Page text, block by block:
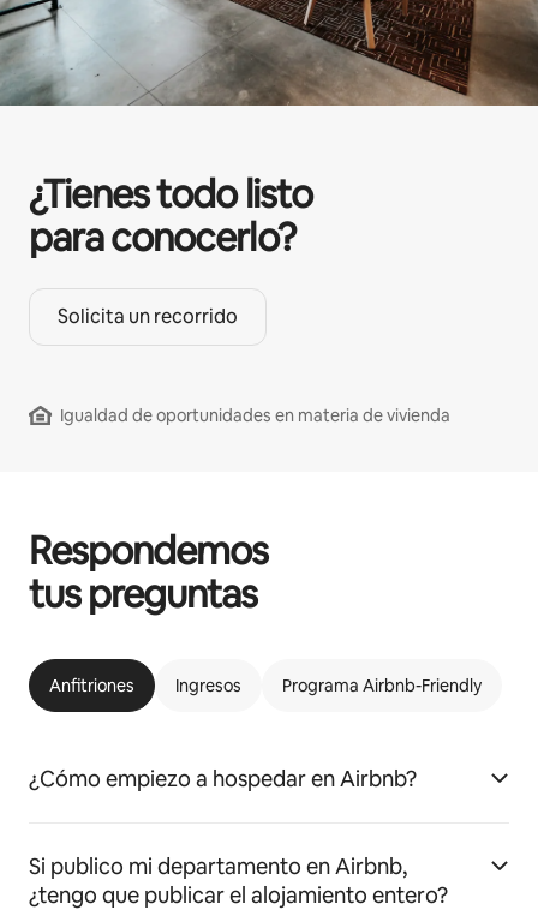
¿Tienes todo listo
para conocerlo?
Solicita un recorrido
Igualdad de oportunidades en materia de vivienda
Respondemos
tus preguntas
Anfitriones Ingresos Programa Airbnb-Friendly
¿Cómo empiezo a hospedar en Airbnb?
Si publico mi departamento en Airbnb,
¿tengo que publicar el alojamiento entero?